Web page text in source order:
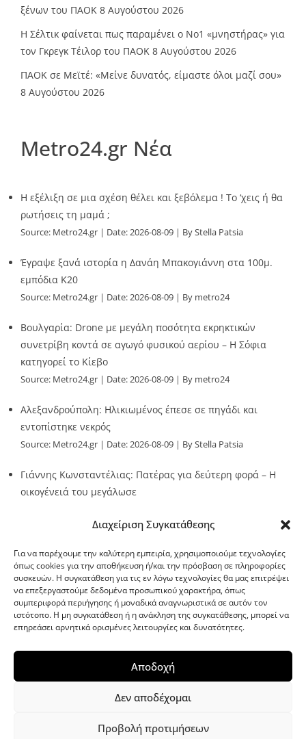
Διαχείριση Συγκατάθεσης
Για να παρέχουμε την καλύτερη εμπειρία, χρησιμοποιούμε τεχνολογίες
όπως cookies για την αποθήκευση ή/και την πρόσβαση σε πληροφορίες
συσκευών. Η συγκατάθεση για τις εν λόγω τεχνολογίες θα μας επιτρέψει
να επεξεργαστούμε δεδομένα προσωπικού χαρακτήρα, όπως
συμπεριφορά περιήγησης ή μοναδικά αναγνωριστικά σε αυτόν τον
ιστότοπο. Η μη συγκατάθεση ή η ανάκληση της συγκατάθεσης, μπορεί να
επηρεάσει αρνητικά ορισμένες λειτουργίες και δυνατότητες.
Αποδοχή
Δεν αποδέχομαι
Προβολή προτιμήσεων
ξένων του ΠΑΟΚ 8 Αυγούστου 2026
Η Σέλτικ φαίνεται πως παραμένει ο Νο1 «μνηστήρας» για
τον Γκρεγκ Τέιλορ του ΠΑΟΚ 8 Αυγούστου 2026
ΠΑΟΚ σε Μεϊτέ: «Μείνε δυνατός, είμαστε όλοι μαζί σου»
8 Αυγούστου 2026
Metro24.gr Νέα
Η εξέλιξη σε μια σχέση θέλει και ξεβόλεμα ! Το ‘χεις ή θα
ρωτήσεις τη μαμά ;
Source: Metro24.gr Date: 2026-08-09 By Stella Patsia
Έγραψε ξανά ιστορία η Δανάη Μπακογιάννη στα 100μ.
εμπόδια Κ20
Source: Metro24.gr Date: 2026-08-09 By metro24
Βουλγαρία: Drone με μεγάλη ποσότητα εκρηκτικών
συνετρίβη κοντά σε αγωγό φυσικού αερίου – Η Σόφια
κατηγορεί το Κίεβο
Source: Metro24.gr Date: 2026-08-09 By metro24
Αλεξανδρούπολη: Ηλικιωμένος έπεσε σε πηγάδι και
εντοπίστηκε νεκρός
Source: Metro24.gr Date: 2026-08-09 By Stella Patsia
Γιάννης Κωνσταντέλιας: Πατέρας για δεύτερη φορά – Η
οικογένειά του μεγάλωσε
G-point.gr